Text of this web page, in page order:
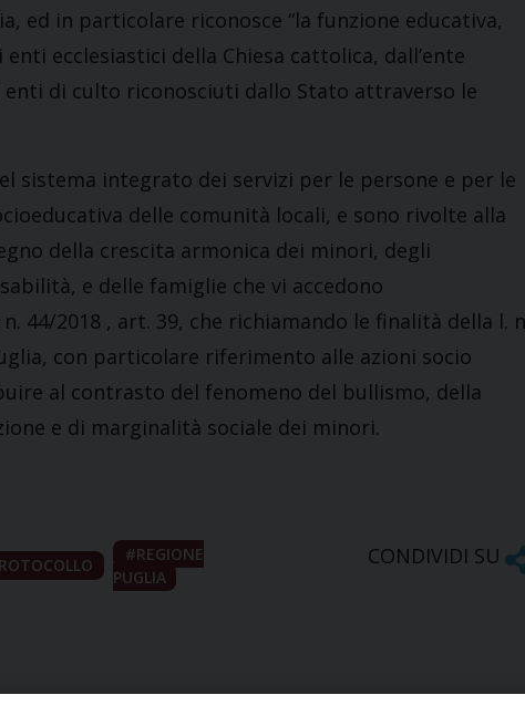
ed in particolare riconosce “la funzione educativa,
ecclesiastici della Chiesa cattolica, dall’ente
di culto riconosciuti dallo Stato attraverso le
sistema integrato dei servizi per le persone e per le
delle comunità locali, e sono rivolte alla
della crescita armonica dei minori, degli
e delle famiglie che vi accedono
44/2018 , art. 39, che richiamando le finalità della l.
con particolare riferimento alle azioni socio
al contrasto del fenomeno del bullismo, della
e di marginalità sociale dei minori.
REGIONE
PUGLIA
CONDIVIDI SU